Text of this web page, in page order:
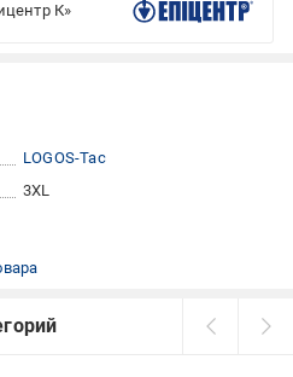
К»
LOGOS-Tac
3XL